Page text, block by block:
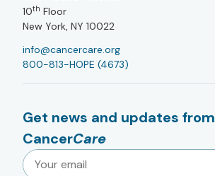
10th Floor
New York, NY 10022
info@cancercare.org
800-813-HOPE (4673)
Get news and updates from
CancerCare